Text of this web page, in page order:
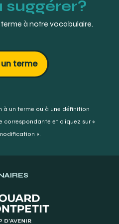
suggérer?
terme à notre vocabulaire.
terme
un terme ou à une définition
correspondante et cliquez sur «
».